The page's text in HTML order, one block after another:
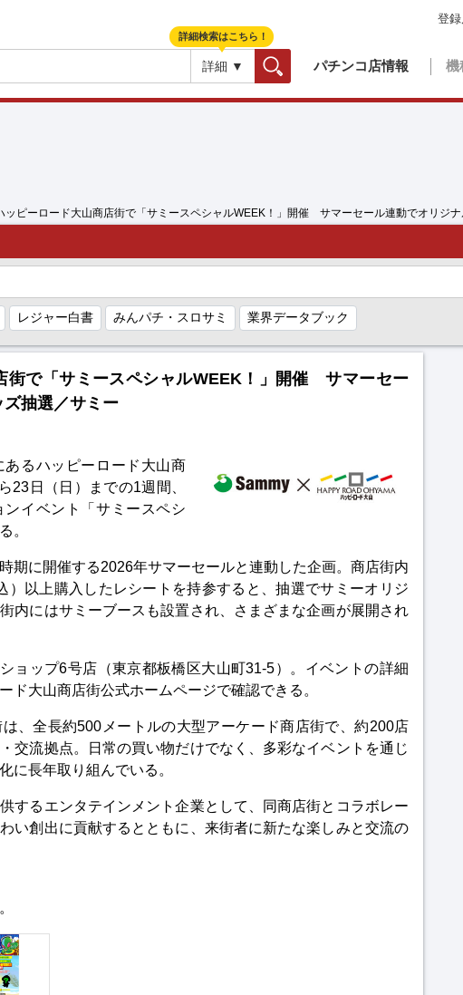
詳細 ▼ パチンコ店情報 機
登
詳細検索はこちら！
ッピーロード大山商店街で「サミースペシャルWEEK！」開催 サマーセール連動でオリジ
レジャー白書 みんパチ・スロサミ 業界データブック
街で「サミースペシャルWEEK！」開催 サマーセー
抽選／サミー
るハッピーロード大山商
23日（日）までの1週間、
イベント「サミースペシ
。
期に開催する2026年サマーセールと連動した企画。商店街内
）以上購入したレシートを持参すると、抽選でサミーオリジ
内にはサミーブースも設置され、さまざまな企画が展開され
ョップ6号店（東京都板橋区大山町31-5）。イベントの詳細
ド大山商店街公式ホームページで確認できる。
、全長約500メートルの大型アーケード商店街で、約200店
交流拠点。日常の買い物だけでなく、多彩なイベントを通じ
に長年取り組んでいる。
するエンタテインメント企業として、同商店街とコラボレー
い創出に貢献するとともに、来街者に新たな楽しみと交流の